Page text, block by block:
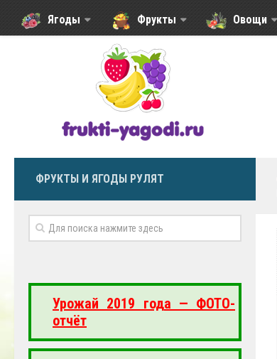
Ягоды Фрукты Овощи
ФРУКТЫ И ЯГОДЫ РУЛЯТ
Урожай 2019 года — ФОТО-
отчёт